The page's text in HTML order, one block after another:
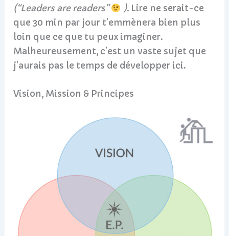
(“Leaders are readers”
).Lire ne serait-ce
que 30 min par jour t’emmènera bien plus
loin que ce que tu peux imaginer.
Malheureusement, c’est un vaste sujet que
j’aurais pas le temps de développer ici.
Vision, Mission & Principes